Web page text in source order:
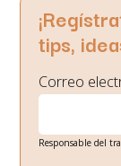
tips,
Correo
Responsable del
Gestión